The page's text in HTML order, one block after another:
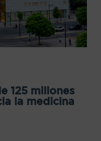
125 millones
la medicina